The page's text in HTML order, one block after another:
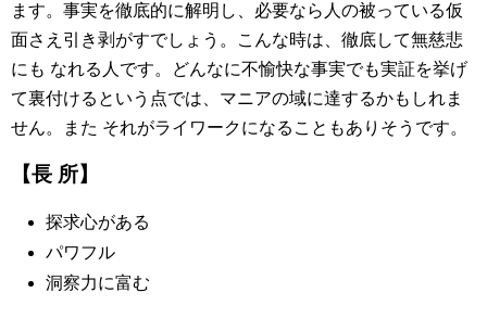
ます。事実を徹底的に解明し、必要なら人の被っている仮
面さえ引き剥がすでしょう。こんな時は、徹底して無慈悲
にも なれる人です。どんなに不愉快な事実でも実証を挙げ
て裏付けるという点では、マニアの域に達するかもしれま
せん。また それがライワークになることもありそうです。
【長 所】
探求心がある
パワフル
洞察力に富む